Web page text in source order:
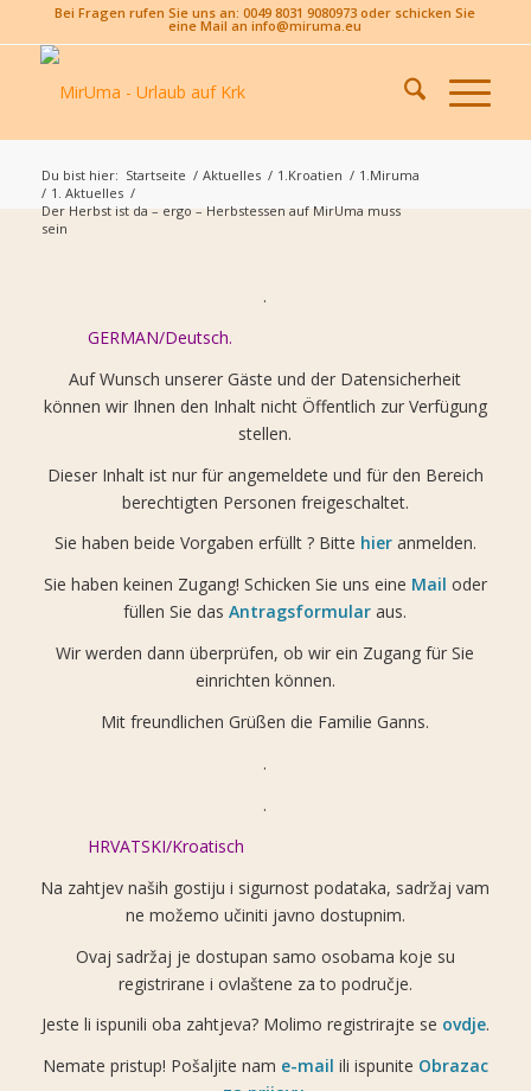
Bei Fragen rufen Sie uns an: 0049 8031 9080973 oder schicken Sie
eine Mail an info@miruma.eu
Du bist hier: Startseite / Aktuelles / 1.Kroatien / 1.Miruma
/ 1. Aktuelles /
Der Herbst ist da – ergo – Herbstessen auf MirUma muss
sein
.
GERMAN/Deutsch.
Auf Wunsch unserer Gäste und der Datensicherheit
können wir Ihnen den Inhalt nicht Öffentlich zur Verfügung
stellen.
Dieser Inhalt ist nur für angemeldete und für den Bereich
berechtigten Personen freigeschaltet.
Sie haben beide Vorgaben erfüllt ? Bitte hieranmelden.
Sie haben keinen Zugang! Schicken Sie uns eine Mail oder
füllen Sie dasAntragsformular aus.
Wir werden dann überprüfen, ob wir ein Zugang für Sie
einrichten können.
Mit freundlichen Grüßen die Familie Ganns.
.
.
HRVATSKI/Kroatisch
Na zahtjev naših gostiju i sigurnost podataka, sadržaj vam
ne možemo učiniti javno dostupnim.
Ovaj sadržaj je dostupan samo osobama koje su
registrirane i ovlaštene za to područje.
Jeste li ispunili oba zahtjeva? Molimo registrirajte se ovdje.
Nemate pristup! Pošaljite nam e-mail ili ispunite Obrazac